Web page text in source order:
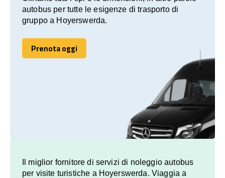
autobus per tutte le esigenze di trasporto di
gruppo a Hoyerswerda.
Prenota oggi
Prenota oggi
Il miglior fornitore di servizi di noleggio autobus
per visite turistiche a Hoyerswerda. Viaggia a